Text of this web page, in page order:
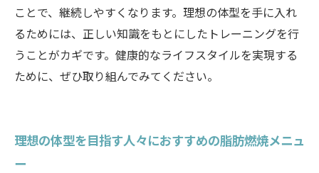
ことで、継続しやすくなります。理想の体型を手に入れ
るためには、正しい知識をもとにしたトレーニングを行
うことがカギです。健康的なライフスタイルを実現する
ために、ぜひ取り組んでみてください。
理想の体型を目指す人々におすすめの脂肪燃焼メニュ
ー